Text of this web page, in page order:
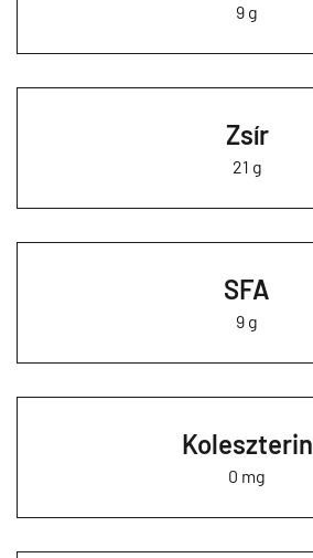
9 g
Zsír
21 g
SFA
9 g
Koleszterin
0 mg